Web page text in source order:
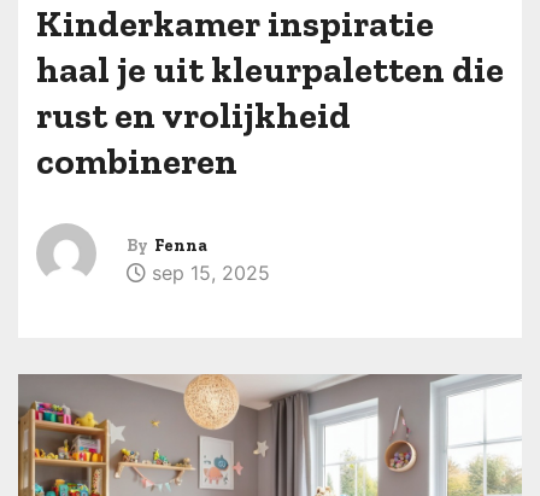
Kinderkamer inspiratie
haal je uit kleurpaletten die
rust en vrolijkheid
combineren
By Fenna
sep 15, 2025